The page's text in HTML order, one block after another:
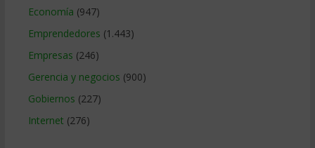
Economía (947)
Emprendedores (1.443)
Empresas (246)
Gerencia y negocios (900)
Gobiernos (227)
Internet (276)